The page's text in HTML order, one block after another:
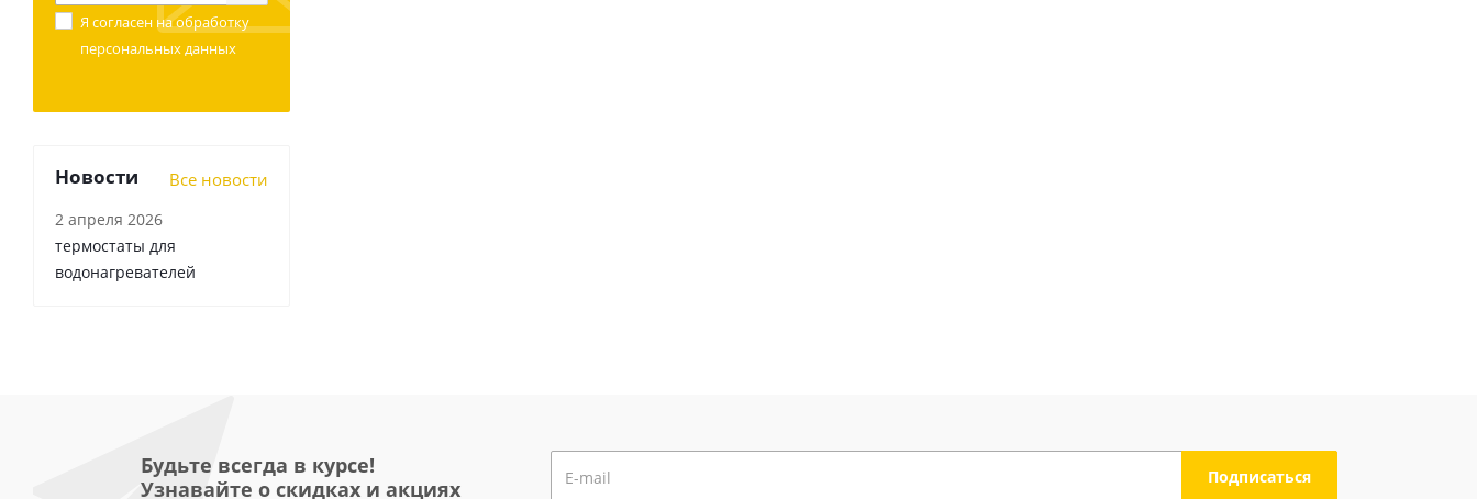
Я согласен наобработку
персональных данных
Новости Все новости
2 апреля 2026
термостаты для
водонагревателей
Будьте всегда в курсе!
Узнавайте о скидках и акциях